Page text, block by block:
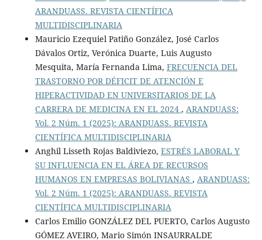
ARANDUASS. REVISTA CIENTÍFICA
MULTIDISCIPLINARIA
Mauricio Ezequiel Patiño González, José Carlos
Dávalos Ortiz, Verónica Duarte, Luis Augusto
Mesquita, María Fernanda Lima, FRECUENCIA DEL
TRASTORNO POR DÉFICIT DE ATENCIÓN E
HIPERACTIVIDAD EN UNIVERSITARIOS DE LA
CARRERA DE MEDICINA EN EL 2024 , ARANDUASS:
Vol. 2 Núm. 1 (2025): ARANDUASS. REVISTA
CIENTÍFICA MULTIDISCIPLINARIA
Anghil Lisseth Rojas Baldiviezo, ESTRÉS LABORAL Y
SU INFLUENCIA EN EL ÁREA DE RECURSOS
HUMANOS EN EMPRESAS BOLIVIANAS , ARANDUASS:
Vol. 2 Núm. 1 (2025): ARANDUASS. REVISTA
CIENTÍFICA MULTIDISCIPLINARIA
Carlos Emilio GONZÁLEZ DEL PUERTO, Carlos Augusto
GÓMEZ AVEIRO, Mario Simón INSAURRALDE